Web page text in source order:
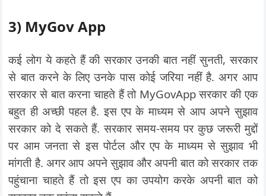
3) MyGov App
कई लोग ये कहते हैं की सरकार उनकी बात नहीं सुनती, सरकार
से बात करने के लिए उनके पास कोई जरिया नहीं है. अगर आप
सरकार से बात करना चाहते हैं तो MyGovApp सरकार की एक
बहुत ही अच्छी पहल है. इस एप के माध्यम से आप अपने सुझाव
सरकार को दे सकते हैं. सरकार समय-समय पर कुछ जरूरी मुद्दों
पर आम जनता से इस पोर्टल और एप के माध्यम से सुझाव भी
मांगती है. अगर आप अपने सुझाव और अपनी बात को सरकार तक
पहुंचाना चाहते हैं तो इस एप का उपयोग करके अपनी बात को